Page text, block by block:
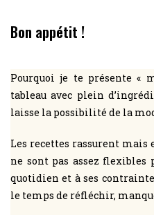
Bon appétit !
Pourquoi je te présente «
tableau avec plein
laisse la possibilité de la
Les recettes rassurent
ne sont pas assez flexibles
quotidien et à ses
le temps de réfléchir,